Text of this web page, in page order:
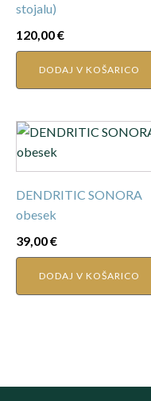
stojalu)
120,00€
DODAJ V KOŠARICO
DENDRITIC SONORA
obesek
39,00€
DODAJ V KOŠARICO